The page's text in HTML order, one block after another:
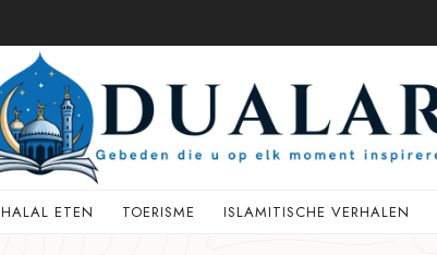
HALAL ETEN TOERISME ISLAMITISCHE VERHALEN